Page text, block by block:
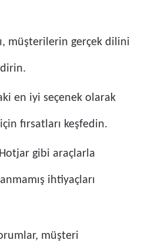
müşterilerin gerçek dilini
en iyi seçenek olarak
fırsatları keşfedin.
gibi araçlarla
ihtiyaçları
müşteri